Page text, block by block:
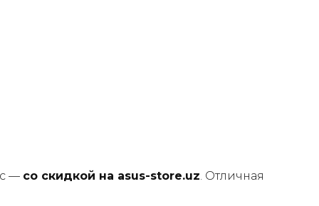
— со скидкой на asus-store.uz. Отличная